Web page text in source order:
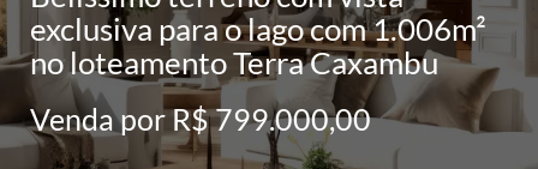
exclusiva para o lago com 1.006m²
no loteamento Terra Caxambu
Venda por R$ 799.000,00